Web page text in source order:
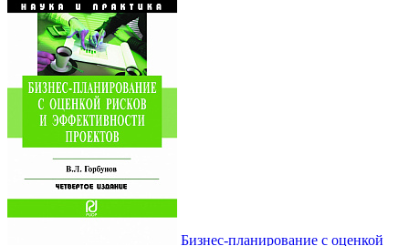
Бизнес-планирование с оценкой